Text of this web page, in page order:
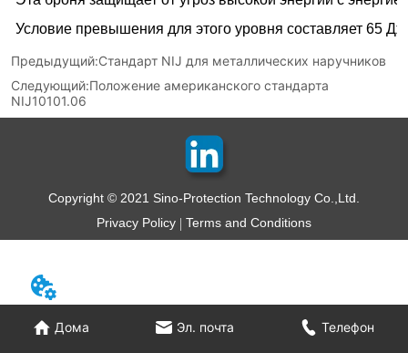
Предыдущий:Стандарт NIJ для металлических наручников
Следующий:Положение американского стандарта
NIJ10101.06
Дома Эл. почта Телефон
Copyright © 2021 Sino-Protection Technology Co.,Ltd.
Privacy Policy
Terms and Conditions